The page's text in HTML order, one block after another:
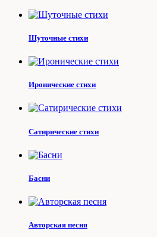
Шуточные стихи
Иронические стихи
Сатирические стихи
Басни
Авторская песня